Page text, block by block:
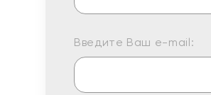
Введите Ваш e-mail: